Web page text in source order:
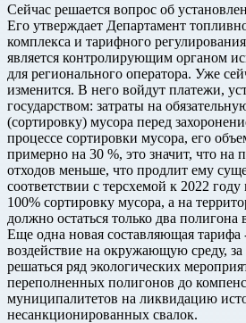
Сейчас решается вопрос об
Его утверждает Департамент
комплекса и тарифного
является контролирующим органом
для регионального оператора. Уже
изменится. В него войдут платежи,
государством: затраты на
(сортировку) мусора перед
процессе сортировки мусора, его
примерно на 30 %, это значит, что на
отходов меньше, что продлит ему
соответствии с терсхемой к 2022
100% сортировку мусора, а на
должно остаться только два
Еще одна новая составляющая тарифа
воздействие на окружающую среду, за
решаться ряд экологических
переполненных полигонов до
муниципалитетов на ликвидацию
несанкционированных свалок.